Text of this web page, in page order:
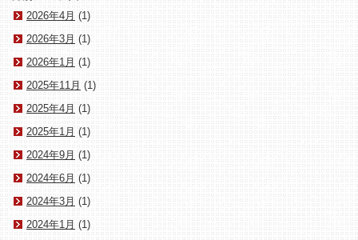
2026年4月 (1)
2026年3月 (1)
2026年1月 (1)
2025年11月 (1)
2025年4月 (1)
2025年1月 (1)
2024年9月 (1)
2024年6月 (1)
2024年3月 (1)
2024年1月 (1)